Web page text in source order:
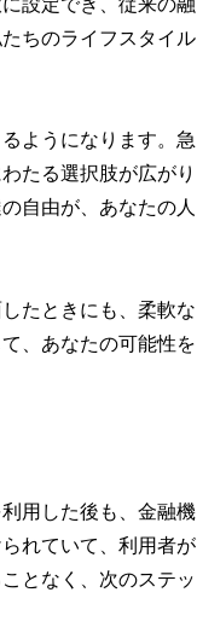
ちのライフスタイル
ようになります。急
たる選択肢が広がり
自由が、あなたの人
たときにも、柔軟な
、あなたの可能性を
用した後も、金融機
れていて、利用者が
となく、次のステッ